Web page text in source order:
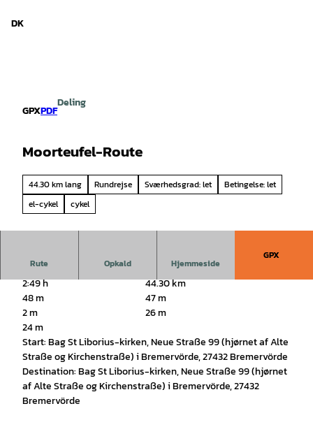
DK
GPXPDF
Deling
Moorteufel-Route
44.30 km lang Rundrejse Sværhedsgrad: let
Betingelse: let
el-cykel
cykel
Rute Opkald Hjemmeside
GPX
2:49 h
44.30 km
48 m
47 m
2 m
26 m
24 m
Start: Bag St Liborius-kirken, Neue Straße 99 (hjørnet af Alte
Straße og Kirchenstraße) i Bremervörde, 27432 Bremervörde
Destination: Bag St Liborius-kirken, Neue Straße 99 (hjørnet
af Alte Straße og Kirchenstraße) i Bremervörde, 27432
Bremervörde